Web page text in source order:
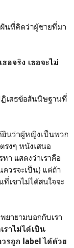
นที่คิดว่าผู้ชายที่มา
ธอจริง เธอจะไม่
ฏิเสธข้อสันนิษฐานที่
ยินว่าผู้หญิงเป็นพวก
รงๆ หนังเสนอ
า แสดงว่าเราคือ
วรจะเป็น) แต่ถ้า
เขาไม่ได้สนใจจะ
ยายามบอกกับเรา
ราไม่ได้เป็น
รถูก label ได้ด้วย